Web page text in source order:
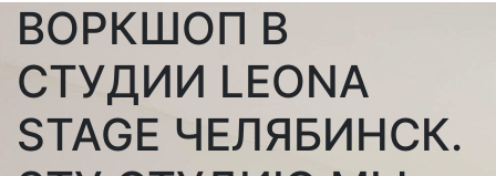
ВОРКШОП В
СТУДИИ LEONA
STAGE ЧЕЛЯБИНСК.